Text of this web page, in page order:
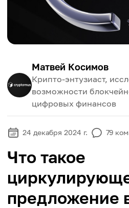
Матвей Косимов
Крипто-энтузиаст,
возможности
цифровых финансов
24 декабря 2024 г. 79
Что такое
предложение